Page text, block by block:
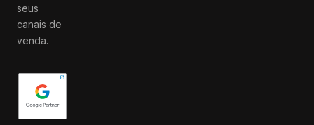
seus
canais de
venda.